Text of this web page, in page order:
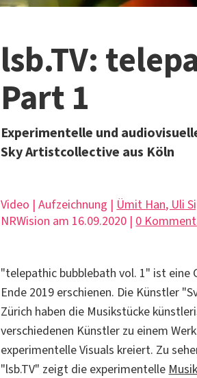
lsb.TV:
Part 1
Experimentelle und
Sky Artistcollective aus Köln
Video | Aufzeichnung | Ümit Han, Uli
NRWision am 16.09.2020 | 0
"telepathic bubblebath vol. 1" ist
Ende 2019 erschienen. Die Künstler
Zürich haben die Musikstücke
verschiedenen Künstler zu einem
experimentelle Visuals kreiert. Zu
"lsb.TV" zeigt die experimentelle Musik